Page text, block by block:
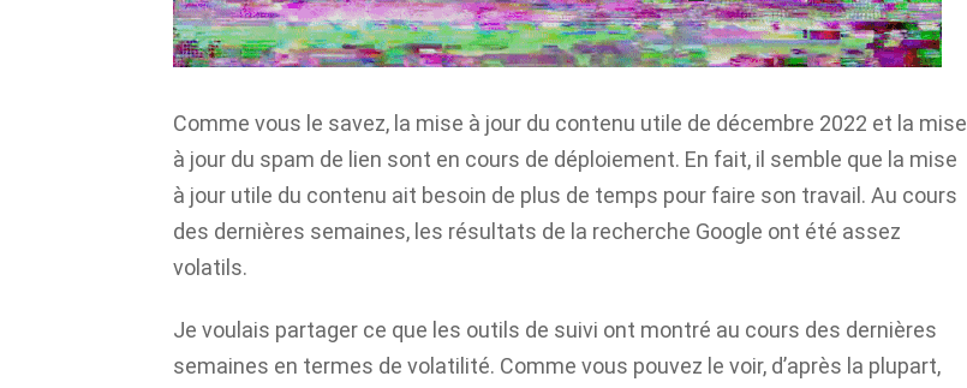
Comme vous le savez, la mise à jour du contenu utile de décembre 2022 et la mise
à jour du spam de lien sont en cours de déploiement. En fait, il semble que la mise
à jour utile du contenu ait besoin de plus de temps pour faire son travail. Au cours
des dernières semaines, les résultats de la recherche Google ont été assez
volatils.
Je voulais partager ce que les outils de suivi ont montré au cours des dernières
semaines en termes de volatilité. Comme vous pouvez le voir, d’après la plupart,